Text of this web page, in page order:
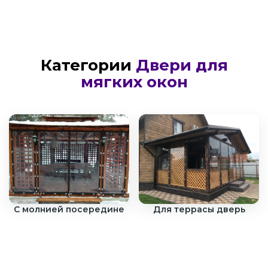
Категории Двери для
мягких окон
С молнией посередине Для террасы дверь